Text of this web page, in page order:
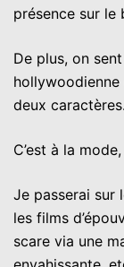
présence sur le
De plus, on
hollywoodienne
deux caractères.
C’est à la
Je passerai sur
les films
scare via une